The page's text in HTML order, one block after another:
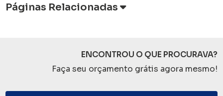
Páginas Relacionadas
ENCONTROU O QUE PROCURAVA?
Faça seu orçamento grátis agora mesmo!